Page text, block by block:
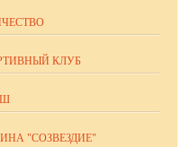
КЛУБ
"СОЗВЕЗДИЕ"